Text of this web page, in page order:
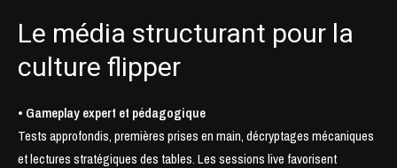
Le média structurant pour la
culture flipper
• Gameplay expert et pédagogique
Tests approfondis, premières prises en main, décryptages mécaniques
et lectures stratégiques des tables. Les sessions live favorisent